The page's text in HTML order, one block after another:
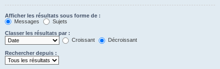
Afficher les résultats sous forme de :
Messages
Sujets
Classer les résultats par :
Croissant
Décroissant
Rechercher depuis :